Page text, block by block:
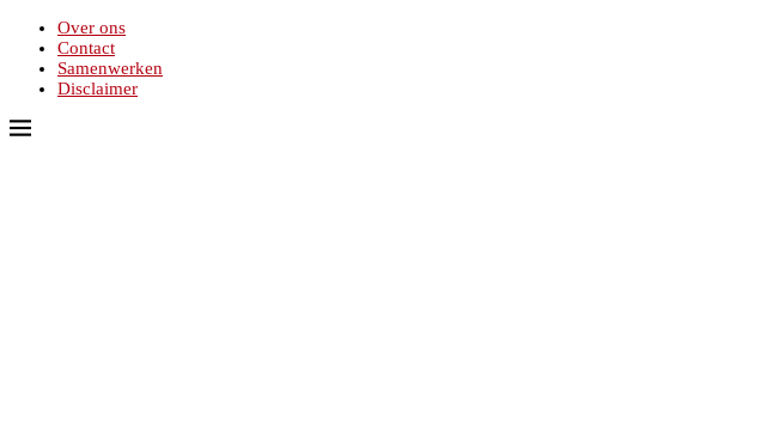
Over ons
Contact
Samenwerken
Disclaimer